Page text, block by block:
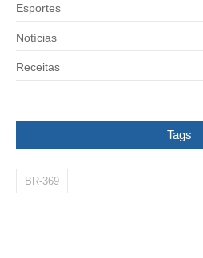
Esportes
Notícias
Receitas
Tags
BR-369